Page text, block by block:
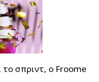
το σπριντ, ο Froome